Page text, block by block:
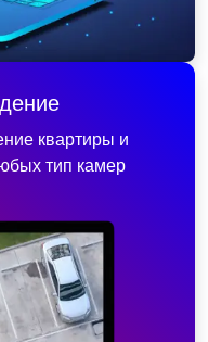
квартиры и
тип камер